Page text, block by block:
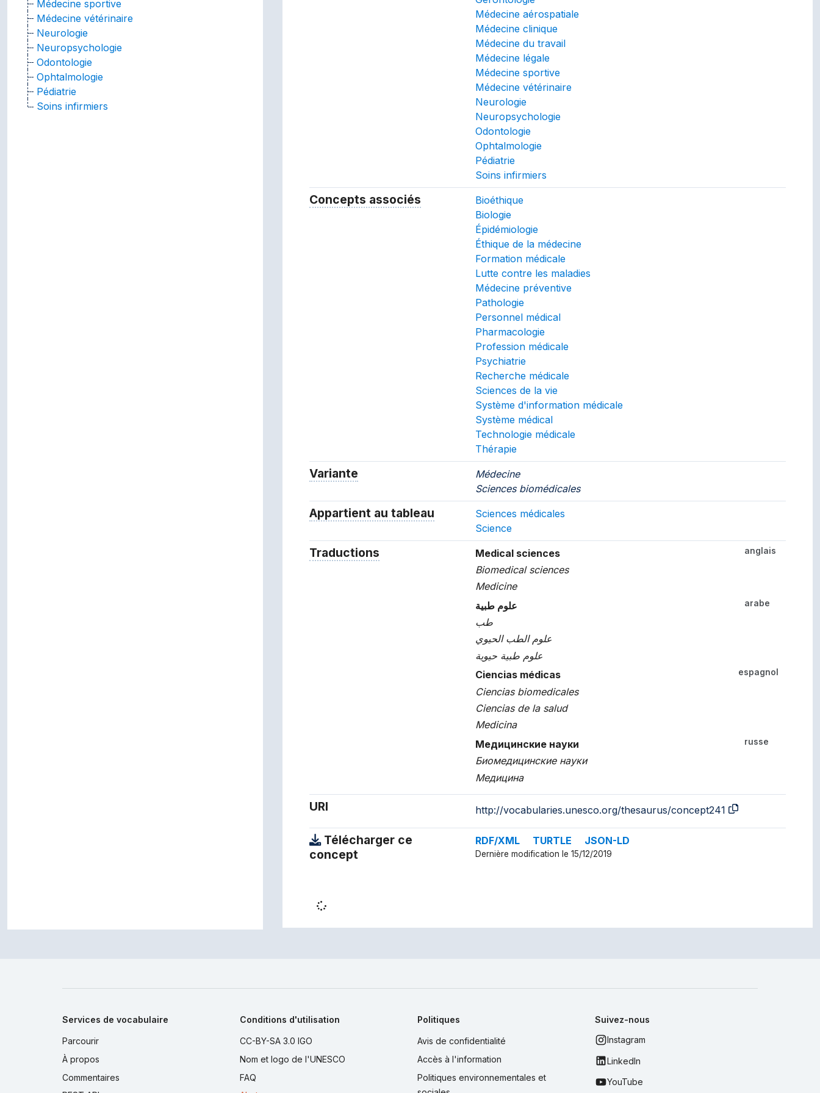
Médecine sportive
Médecine vétérinaire
Neurologie
Neuropsychologie
Odontologie
Ophtalmologie
Pédiatrie
Soins infirmiers
Médecine aérospatiale
Médecine clinique
Médecine du travail
Médecine légale
Médecine sportive
Médecine vétérinaire
Neurologie
Neuropsychologie
Odontologie
Ophtalmologie
Pédiatrie
Soins infirmiers
Concepts associésConcepts associés (TA, related)
Bioéthique
Biologie
Épidémiologie
Éthique de la médecine
Formation médicale
Lutte contre les maladies
Médecine préventive
Pathologie
Personnel médical
Pharmacologie
Profession médicale
Psychiatrie
Recherche médicale
Sciences de la vie
Système d'information médicale
Système médical
Technologie médicale
Thérapie
VarianteSynonymes pour le concept.Médecine
Sciences biomédicales
Appartient au tableauLe tableau de concepts auquel ce concept appartient.
Sciences médicales
Science
TraductionsTermes du concept dans d'autres langues. anglais
Medical sciences
Biomedical sciences
Medicine
arabe
علوم طبية
طب
علوم الطب الحيوي
علوم طبية حيوية
espagnol
Ciencias médicas
Ciencias biomedicales
Ciencias de la salud
Medicina
russe
Медицинские науки
Биомедицинские науки
Медицина
URI http://vocabularies.unesco.org/thesaurus/concept241
Télécharger ce
concept
RDF/XML TURTLE JSON-LD
Dernière modification le 15/12/2019
Services de vocabulaire
Parcourir
À propos
Commentaires
Conditions d'utilisation
CC-BY-SA 3.0 IGO
Nom et logo de l'UNESCO
FAQ
Politiques
Avis de confidentialité
Accès à l'information
Politiques environnementales et
Suivez-nous
Instagram
LinkedIn
YouTube